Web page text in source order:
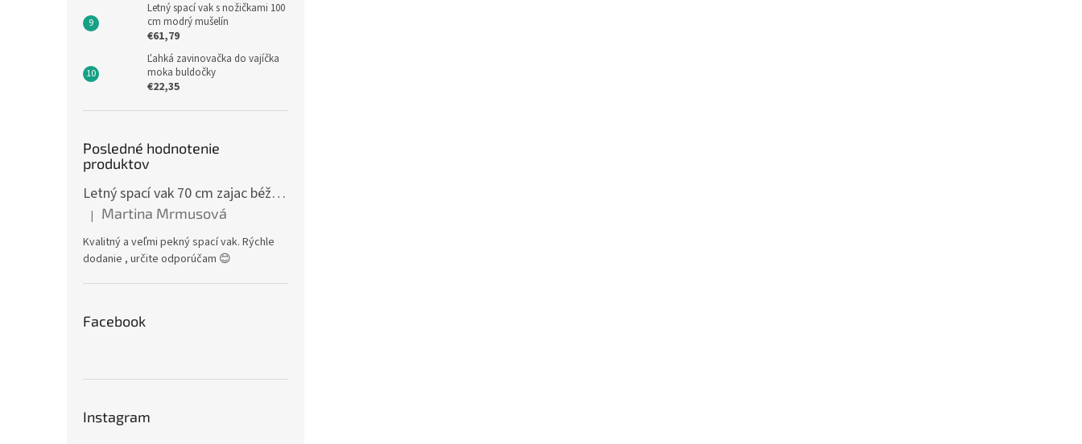
Letný spací vak s nožičkami 100
cm modrý mušelín
€61,79
Ľahká zavinovačka do vajíčka
moka buldočky
€22,35
Posledné hodnotenie
produktov
Letný spací vak 70 cm zajac béžový zips na boku
Hodnotenie produktu je 5 z 5 hviezdičiek.
| Martina Mrmusová
Kvalitný a veľmi pekný spací vak. Rýchle
dodanie , určite odporúčam 😊
Facebook
Instagram